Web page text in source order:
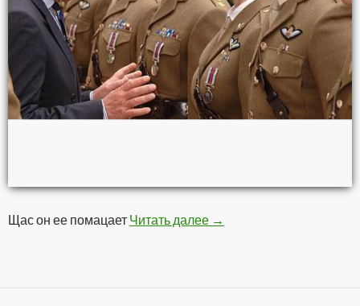
Щас он ее помацает Читать далее Голубая беретка
→